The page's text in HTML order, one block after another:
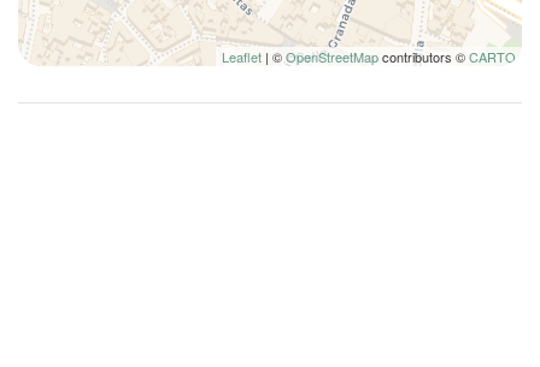
Leaflet | ©OpenStreetMapcontributors ©CARTO